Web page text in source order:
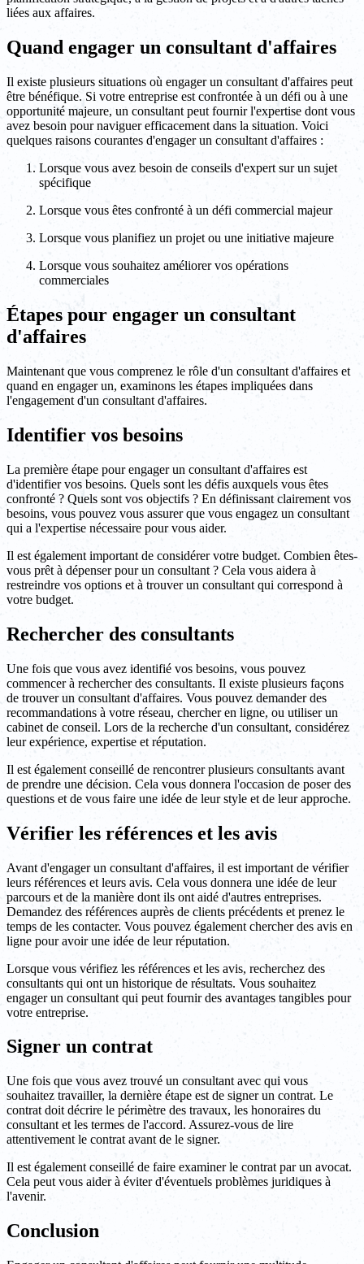
liées aux affaires.
Quand engager un consultant d'affaires
Il existe plusieurs situations où engager un consultant d'affaires peut
être bénéfique. Si votre entreprise est confrontée à un défi ou à une
opportunité majeure, un consultant peut fournir l'expertise dont vous
avez besoin pour naviguer efficacement dans la situation. Voici
quelques raisons courantes d'engager un consultant d'affaires :
Lorsque vous avez besoin de conseils d'expert sur un sujet
spécifique
Lorsque vous êtes confronté à un défi commercial majeur
Lorsque vous planifiez un projet ou une initiative majeure
Lorsque vous souhaitez améliorer vos opérations
commerciales
Étapes pour engager un consultant
d'affaires
Maintenant que vous comprenez le rôle d'un consultant d'affaires et
quand en engager un, examinons les étapes impliquées dans
l'engagement d'un consultant d'affaires.
Identifier vos besoins
La première étape pour engager un consultant d'affaires est
d'identifier vos besoins. Quels sont les défis auxquels vous êtes
confronté ? Quels sont vos objectifs ? En définissant clairement vos
besoins, vous pouvez vous assurer que vous engagez un consultant
qui a l'expertise nécessaire pour vous aider.
Il est également important de considérer votre budget. Combien êtes-
vous prêt à dépenser pour un consultant ? Cela vous aidera à
restreindre vos options et à trouver un consultant qui correspond à
votre budget.
Rechercher des consultants
Une fois que vous avez identifié vos besoins, vous pouvez
commencer à rechercher des consultants. Il existe plusieurs façons
de trouver un consultant d'affaires. Vous pouvez demander des
recommandations à votre réseau, chercher en ligne, ou utiliser un
cabinet de conseil. Lors de la recherche d'un consultant, considérez
leur expérience, expertise et réputation.
Il est également conseillé de rencontrer plusieurs consultants avant
de prendre une décision. Cela vous donnera l'occasion de poser des
questions et de vous faire une idée de leur style et de leur approche.
Vérifier les références et les avis
Avant d'engager un consultant d'affaires, il est important de vérifier
leurs références et leurs avis. Cela vous donnera une idée de leur
parcours et de la manière dont ils ont aidé d'autres entreprises.
Demandez des références auprès de clients précédents et prenez le
temps de les contacter. Vous pouvez également chercher des avis en
ligne pour avoir une idée de leur réputation.
Lorsque vous vérifiez les références et les avis, recherchez des
consultants qui ont un historique de résultats. Vous souhaitez
engager un consultant qui peut fournir des avantages tangibles pour
votre entreprise.
Signer un contrat
Une fois que vous avez trouvé un consultant avec qui vous
souhaitez travailler, la dernière étape est de signer un contrat. Le
contrat doit décrire le périmètre des travaux, les honoraires du
consultant et les termes de l'accord. Assurez-vous de lire
attentivement le contrat avant de le signer.
Il est également conseillé de faire examiner le contrat par un avocat.
Cela peut vous aider à éviter d'éventuels problèmes juridiques à
l'avenir.
Conclusion